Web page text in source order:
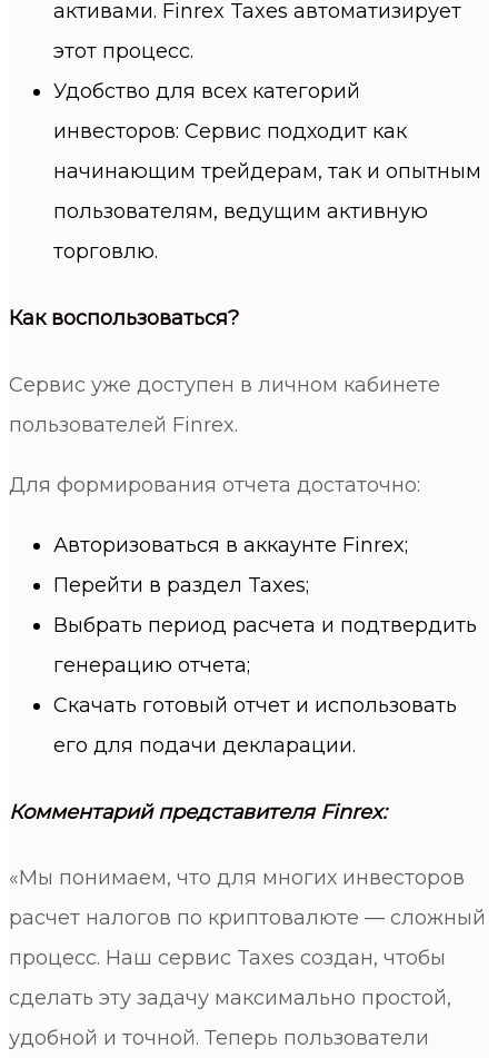
активами. Finrex Taxes автоматизирует
этот процесс.
Удобство для всех категорий
инвесторов: Сервис подходит как
начинающим трейдерам, так и опытным
пользователям, ведущим активную
торговлю.
Как воспользоваться?
Сервис уже доступен в личном кабинете
пользователей Finrex.
Для формирования отчета достаточно:
Авторизоваться в аккаунте Finrex;
Перейти в раздел Taxes;
Выбрать период расчета и подтвердить
генерацию отчета;
Скачать готовый отчет и использовать
его для подачи декларации.
Комментарий представителя Finrex:
«Мы понимаем, что для многих инвесторов
расчет налогов по криптовалюте — сложный
процесс. Наш сервис Taxes создан, чтобы
сделать эту задачу максимально простой,
удобной и точной. Теперь пользователи